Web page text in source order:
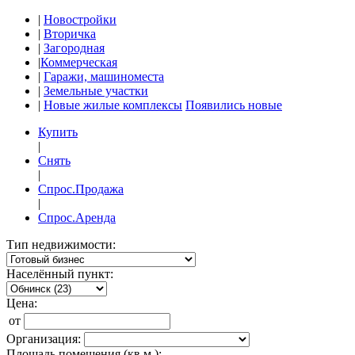
| Новостройки
| Вторичка
| Загородная
|Коммерческая
| Гаражи, машиноместа
| Земельные участки
| Новые жилые комплексы Появились новые
Купить
|
Снять
|
Спрос.Продажа
|
Спрос.Аренда
Тип недвижимости:
Населённый пункт:
Цена:
от
Организация: